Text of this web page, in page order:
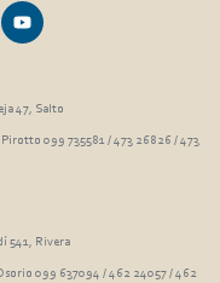
47, Salto
099 735581 / 473 26826 / 473
541, Rivera
099 637094 / 462 24057 / 462